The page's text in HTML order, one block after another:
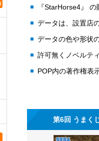
『StarHorse4』
データは、設置店
データの色や形状
許可無くノベルテ
POP内の著作権表
第6回 うまく